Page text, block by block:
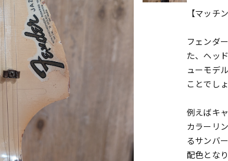
ヴィンテージ
【マッチ
フェンダ
た、ヘッ
ューモデ
ことでしょ
例えばキ
カラーリ
るサンバ
配色とな